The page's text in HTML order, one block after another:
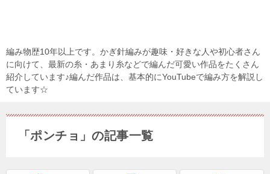
編み物歴10年以上です。かぎ針編みが趣味・好きな人や初心者さん
に向けて、最新の糸・あまり糸などで編んだ可愛い作品をたくさん
紹介しています♪編んだ作品は、基本的にYouTubeで編み方を解説し
ています☆
「ポンチョ」の記事一覧